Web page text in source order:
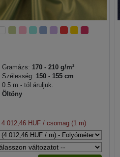
Gramázs: 170 - 210 g/m²
Szélesség: 150 - 155 cm
0.5 m - tól áruljuk.
Öltöny
4 012,46 HUF / csomag (1 m)